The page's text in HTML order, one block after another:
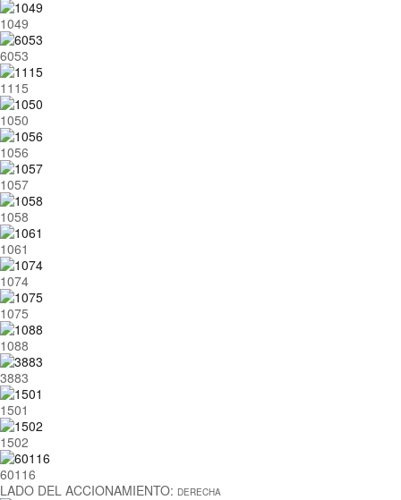
1049
6053
1115
1050
1056
1057
1058
1061
1074
1075
1088
3883
1501
1502
60116
LADO DEL ACCIONAMIENTO: DERECHA